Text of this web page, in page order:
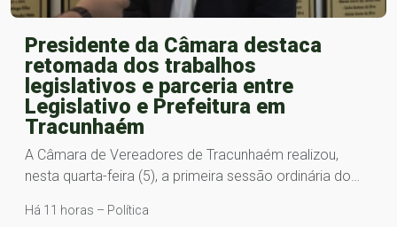
Presidente da Câmara destaca
retomada dos trabalhos
legislativos e parceria entre
Legislativo e Prefeitura em
Tracunhaém
A Câmara de Vereadores de Tracunhaém realizou,
nesta quarta-feira (5), a primeira sessão ordinária do…
Há 11 horas – Política